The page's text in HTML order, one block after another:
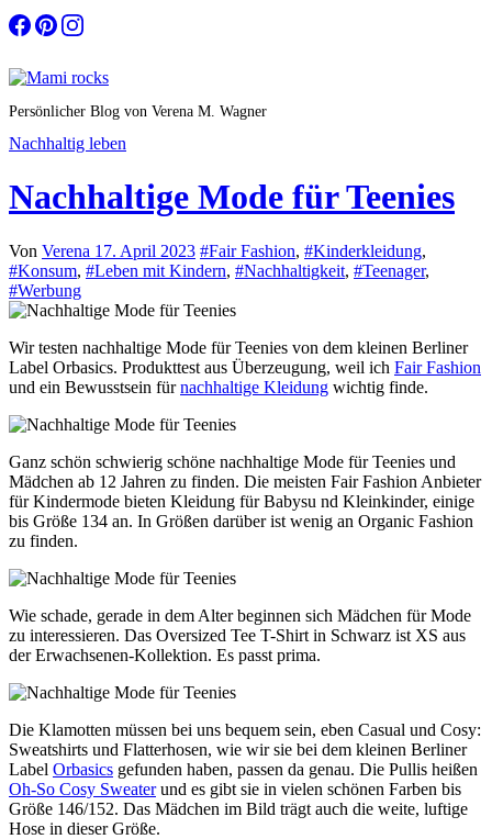
Zum
Inhalt
Persönlicher Blog von Verena M. Wagner
Nachhaltig leben
Nachhaltige Mode für Teenies
Von Verena 17. April 2023 #Fair Fashion, #Kinderkleidung,
#Konsum, #Leben mit Kindern, #Nachhaltigkeit, #Teenager,
#Werbung
Wir testen nachhaltige Mode für Teenies von dem kleinen Berliner
Label Orbasics. Produkttest aus Überzeugung, weil ich Fair Fashion
und ein Bewusstsein fürnachhaltige Kleidung wichtig finde.
Ganz schön schwierig schöne nachhaltige Mode für Teenies und
Mädchen ab 12 Jahren zu finden. Die meisten Fair Fashion Anbieter
für Kindermode bieten Kleidung für Babysu nd Kleinkinder, einige
bis Größe 134 an. In Größen darüber ist wenig an Organic Fashion
zu finden.
Wie schade, gerade in dem Alter beginnen sich Mädchen für Mode
zu interessieren. Das Oversized Tee T-Shirt in Schwarz ist XS aus
der Erwachsenen-Kollektion. Es passt prima.
Die Klamotten müssen bei uns bequem sein, eben Casual und Cosy:
Sweatshirts und Flatterhosen, wie wir sie bei dem kleinen Berliner
Label Orbasics gefunden haben, passen da genau. Die Pullis heißen
Oh-So Cosy Sweaterund es gibt sie in vielen schönen Farben bis
Größe 146/152. Das Mädchen im Bild trägt auch die weite, luftige
Hose in dieser Größe.